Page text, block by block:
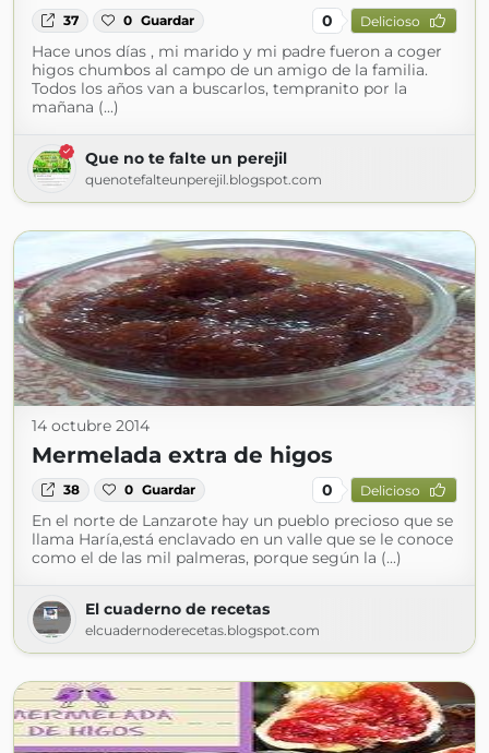
37 0 Guardar 0 Delicioso
Hace unos días , mi marido y mi padre fueron a coger
higos chumbos al campo de un amigo de la familia.
Todos los años van a buscarlos, tempranito por la
mañana (...)
Que no te falte un perejil
quenotefalteunperejil.blogspot.com
14 octubre 2014
Mermelada extra de higos
38 0 Guardar 0 Delicioso
En el norte de Lanzarote hay un pueblo precioso que se
llama Haría,está enclavado en un valle que se le conoce
como el de las mil palmeras, porque según la (...)
El cuaderno de recetas
elcuadernoderecetas.blogspot.com